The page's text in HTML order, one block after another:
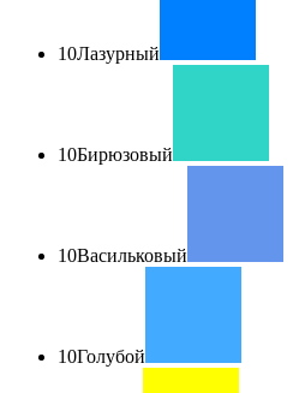
10Лазурный
10Бирюзовый
10Васильковый
10Голубой